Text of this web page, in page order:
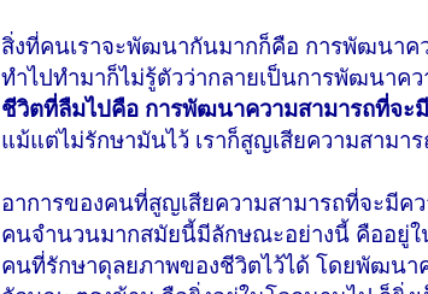
สิ่งที่คนเราจะพัฒนากันมากก็คือ การพัฒนาค
ทำไปทำมาก็ไม่รู้ตัวว่ากลายเป็นการพัฒนาค
ชีวิตที่ลืมไปคือ การพัฒนาความสามารถที่จะ
แม้แต่ไม่รักษามันไว้ เราก็สูญเสียความสามา
อาการของคนที่สูญเสียความสามารถที่จะมี
คนจำนวนมากสมัยนี้มีลักษณะอย่างนี้ คืออยู่
คนที่รักษาดุลยภาพของชีวิตไว้ได้ โดยพัฒนา